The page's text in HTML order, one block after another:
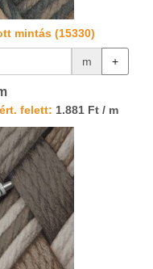
mintás (15330)
m +
felett: 1.881 Ft / m